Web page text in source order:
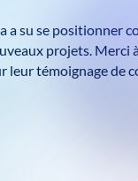
a su se positionner
projets. Merci
leur témoignage de